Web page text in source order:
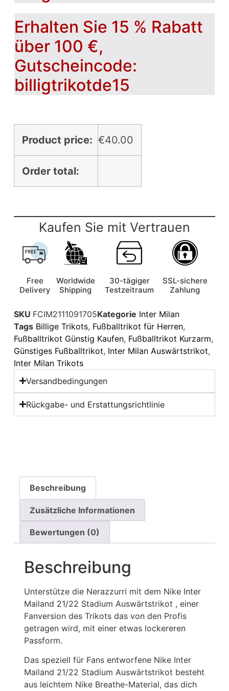
Erhalten Sie 15 % Rabatt
über 100 €,
Gutscheincode:
billigtrikotde15
Product price: €40.00
Order total:
Kaufen Sie mit Vertrauen
Free
Delivery
Worldwide
Shipping
30-tägiger
Testzeitraum
SSL-sichere
Zahlung
SKU FCIM2111091705Kategorie Inter Milan
Tags Billige Trikots, Fußballtrikot für Herren,
Fußballtrikot Günstig Kaufen, Fußballtrikot Kurzarm,
Günstiges Fußballtrikot, Inter Milan Auswärtstrikot,
Inter Milan Trikots
Versandbedingungen
Rückgabe- und Erstattungsrichtlinie
Beschreibung
Zusätzliche Informationen
Bewertungen (0)
Beschreibung
Unterstütze die Nerazzurri mit dem Nike Inter
Mailand 21/22 Stadium Auswärtstrikot , einer
Fanversion des Trikots das von den Profis
getragen wird, mit einer etwas lockereren
Passform.
Das speziell für Fans entworfene Nike Inter
Mailand 21/22 Stadium Auswärtstrikot besteht
aus leichtem Nike Breathe-Material, das dich